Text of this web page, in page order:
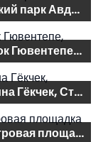
Мембранная конструкция – Детский парк Авджылар, Стамбул
Мембранная конструкция – Рынок Гювентепе, Анкара
Мембранная конструкция – Марина Гёкчек, Стамбул
Мембранная конструкция – Смотровая площадка Гобустан